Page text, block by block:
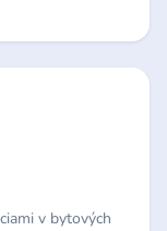
v bytových